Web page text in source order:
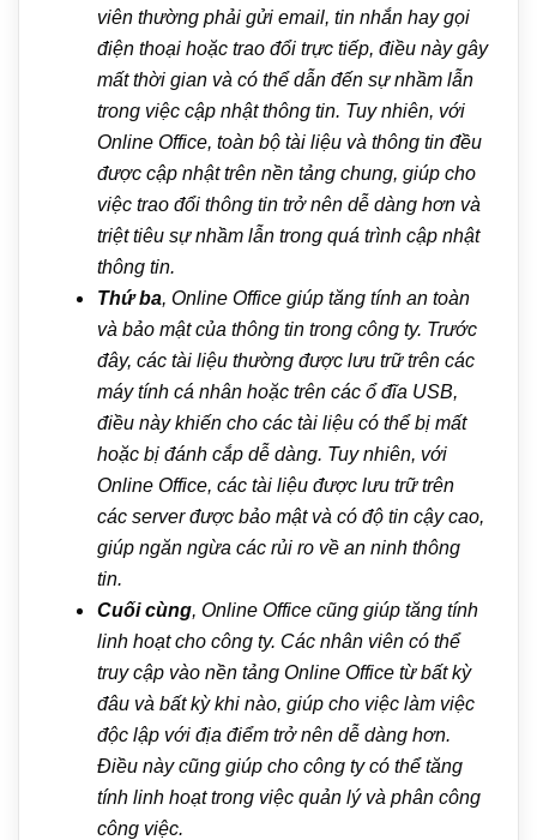
viên thường phải gửi email, tin nhắn hay gọi
điện thoại hoặc trao đổi trực tiếp, điều này gây
mất thời gian và có thể dẫn đến sự nhầm lẫn
trong việc cập nhật thông tin. Tuy nhiên, với
Online Office, toàn bộ tài liệu và thông tin đều
được cập nhật trên nền tảng chung, giúp cho
việc trao đổi thông tin trở nên dễ dàng hơn và
triệt tiêu sự nhầm lẫn trong quá trình cập nhật
thông tin.
Thứ ba, Online Office giúp tăng tính an toàn
và bảo mật của thông tin trong công ty. Trước
đây, các tài liệu thường được lưu trữ trên các
máy tính cá nhân hoặc trên các ổ đĩa USB,
điều này khiến cho các tài liệu có thể bị mất
hoặc bị đánh cắp dễ dàng. Tuy nhiên, với
Online Office, các tài liệu được lưu trữ trên
các server được bảo mật và có độ tin cậy cao,
giúp ngăn ngừa các rủi ro về an ninh thông
tin.
Cuối cùng, Online Office cũng giúp tăng tính
linh hoạt cho công ty. Các nhân viên có thể
truy cập vào nền tảng Online Office từ bất kỳ
đâu và bất kỳ khi nào, giúp cho việc làm việc
độc lập với địa điểm trở nên dễ dàng hơn.
Điều này cũng giúp cho công ty có thể tăng
tính linh hoạt trong việc quản lý và phân công
công việc.